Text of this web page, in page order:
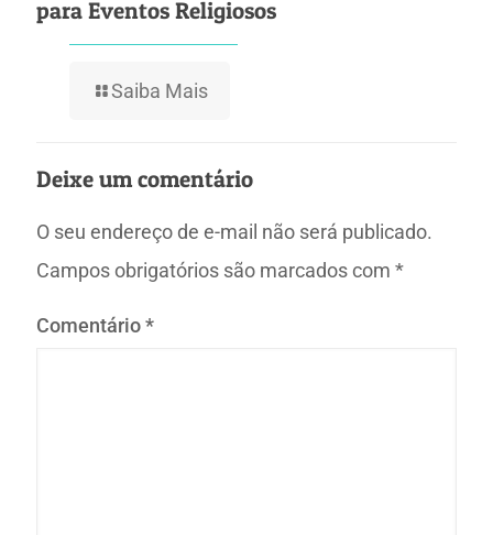
para Eventos Religiosos
Saiba Mais
Deixe um comentário
O seu endereço de e-mail não será publicado.
Campos obrigatórios são marcados com *
Comentário*